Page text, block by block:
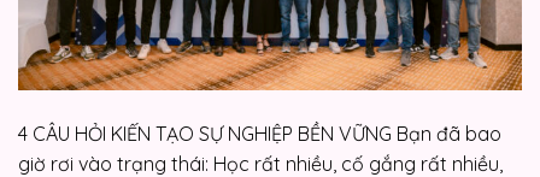
4 CÂU HỎI KIẾN TẠO SỰ NGHIỆP BỀN VỮNG Bạn đã bao
giờ rơi vào trạng thái: Học rất nhiều, cố gắng rất nhiều,